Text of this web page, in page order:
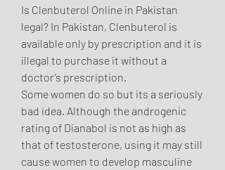
Is Clenbuterol Online in Pakistan
legal? In Pakistan, Clenbuterol is
available only by prescription and it is
illegal to purchase it without a
doctor’s prescription.
Some women do so but its a seriously
bad idea. Although the androgenic
rating of Dianabol is not as high as
that of testosterone, using it may still
cause women to develop masculine